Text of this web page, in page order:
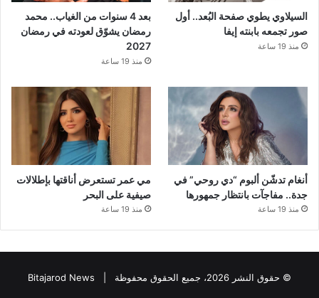
السيلاوي يطوي صفحة البُعد.. أول
صور تجمعه بابنته إيفا
منذ 19 ساعة
بعد 4 سنوات من الغياب.. محمد
رمضان يشوّق لعودته في رمضان
2027
منذ 19 ساعة
أنغام تدشّن ألبوم “دي روحي” في
جدة.. مفاجآت بانتظار جمهورها
منذ 19 ساعة
مي عمر تستعرض أناقتها بإطلالات
صيفية على البحر
منذ 19 ساعة
© حقوق النشر 2026، جميع الحقوق محفوظة | Bitajarod News